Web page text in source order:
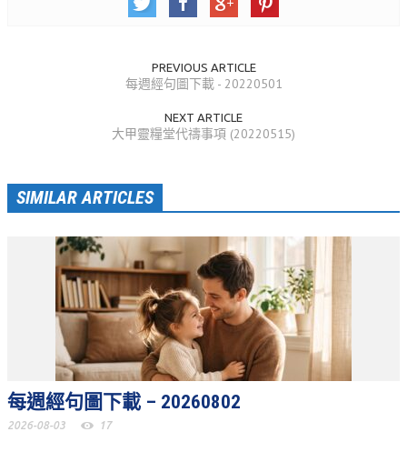
青少年牧區
社青牧區
大社青小組
真言小組
滿溢小組
新婦小組
成人牧區
PREVIOUS ARTICLE
每週經句圖下載 - 20220501
NEXT ARTICLE
大甲靈糧堂代禱事項 (20220515)
SIMILAR ARTICLES
每週經句圖下載 – 20260802
2026-08-03 17